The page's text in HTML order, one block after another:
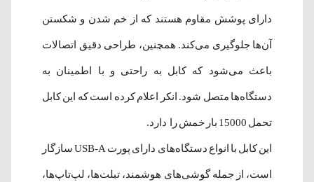
دارای پوشش مقاوم هستند که از خم شدن و شکستن
آن‌ها جلوگیری می‌کند. همچنین، طراحی دقیق اتصالات
باعث می‌شود که کابل به راحتی و با اطمینان به
دستگاه‌ها متصل شود. انکر اعلام کرده است که این کابل
تحمل 15000 بار خمش را دارد.
این کابل با انواع دستگاه‌های دارای پورت USB-A سازگار
است، از جمله گوشی‌های هوشمند، تبلت‌ها، لپ‌تاپ‌ها،